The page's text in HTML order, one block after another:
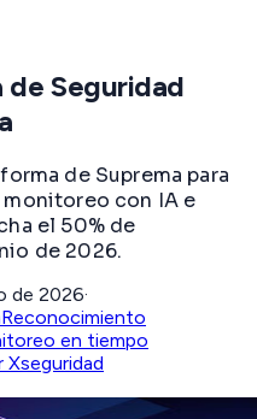
de Seguridad
de Suprema para
con IA e
el 50% de
de 2026.
de 2026·
Reconocimiento
en tiempo
Xseguridad